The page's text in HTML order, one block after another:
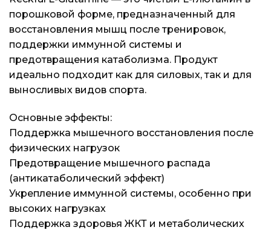
порошковой форме, предназначенный для
восстановления мышц после тренировок,
поддержки иммунной системы и
предотвращения катаболизма. Продукт
идеально подходит как для силовых, так и для
выносливых видов спорта.
Основные эффекты:
Поддержка мышечного восстановления после
физических нагрузок
Предотвращение мышечного распада
(антикатаболический эффект)
Укрепление иммунной системы, особенно при
высоких нагрузках
Поддержка здоровья ЖКТ и метаболических
Блог
Блог
Блог